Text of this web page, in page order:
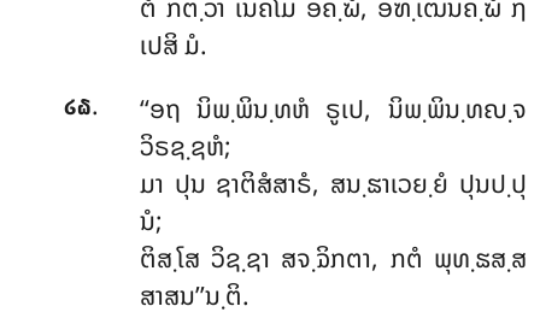
ເປສິ ມໍ.
໒໖. ‘‘ອຖນິພ຺ພິນ຺ທຫໍ ຣູເປ, ນິພ຺ພິນ຺ທຎ຺ຈ
ວິຣຊ຺ຊຫໍ;
ມາ ປຸນ ຊາຕິສໍສາຣໍ, ສນ຺ຘາເວຍ຺ຍໍ ປຸນປ຺ປຸ
ນໍ;
ຕິສ຺ໂສ ວິຊ຺ຊາ ສຈ຺ຉິກຕາ, ກຕໍ ພຸທ຺ຘສ຺ສ
ສາສນ’’ນ຺ຕິ.